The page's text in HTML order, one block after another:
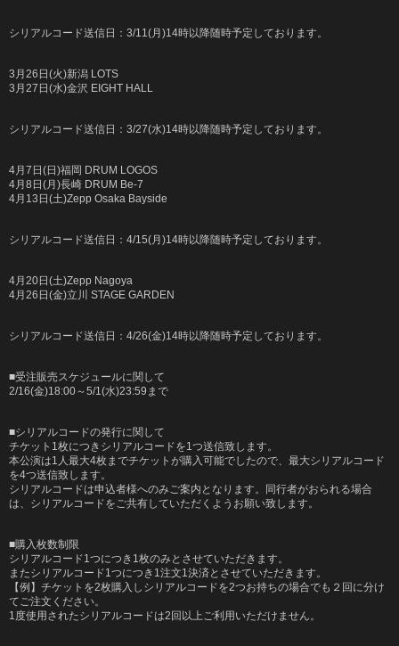
シリアルコード送信日：3/11(月)14時以降随時予定しております。
3月26日(火)新潟 LOTS
3月27日(水)金沢 EIGHT HALL
シリアルコード送信日：3/27(水)14時以降随時予定しております。
4月7日(日)福岡 DRUM LOGOS
4月8日(月)長崎 DRUM Be-7
4月13日(土)Zepp Osaka Bayside
シリアルコード送信日：4/15(月)14時以降随時予定しております。
4月20日(土)Zepp Nagoya
4月26日(金)立川 STAGE GARDEN
シリアルコード送信日：4/26(金)14時以降随時予定しております。
■受注販売スケジュールに関して
2/16(金)18:00～5/1(水)23:59まで
■シリアルコードの発行に関して
チケット1枚につきシリアルコードを1つ送信致します。
本公演は1人最大4枚までチケットが購入可能でしたので、最大シリアルコード
を4つ送信致します。
シリアルコードは申込者様へのみご案内となります。同行者がおられる場合
は、シリアルコードをご共有していただくようお願い致します。
■購入枚数制限
シリアルコード1つにつき1枚のみとさせていただきます。
またシリアルコード1つにつき1注文1決済とさせていただきます。
【例】チケットを2枚購入しシリアルコードを2つお持ちの場合でも２回に分け
てご注文ください。
1度使用されたシリアルコードは2回以上ご利用いただけません。